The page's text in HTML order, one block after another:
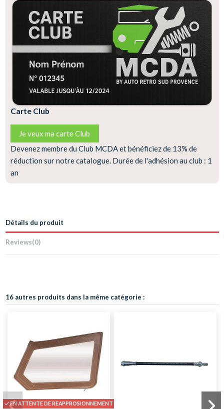
Carte Club
Je veux ma carte Club
Devenez membre du Club MCDA et bénéficiez de 13% de
réduction sur notre catalogue. Durée de l'adhésion au club : 1
an
Détails du produit
Reviews(0)
16 autres produits dans la même catégorie :
EN ATTENTE DE REAPPROSIONNEMENT